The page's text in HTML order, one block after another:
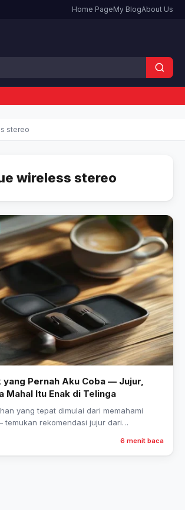
Home PageMy BlogAbout Us
stereo
wireless stereo
yang Pernah Aku Coba — Jujur,
Mahal Itu Enak di Telinga
yang tepat dimulai dari memahami
temukan rekomendasi jujur dari
6 menit baca